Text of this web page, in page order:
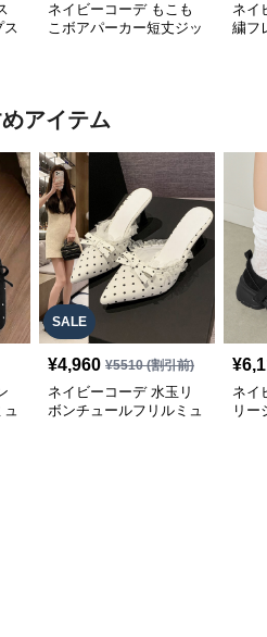
ス
ネイビーコーデ もこも
こボアパーカー短丈ジッ
ネイ
繍フ
アイテム
SALE
¥4,960 ¥5510(割引前)
ネイビーコーデ 水玉リ
ボンチュールフリルミュ
¥
ネイ
リー